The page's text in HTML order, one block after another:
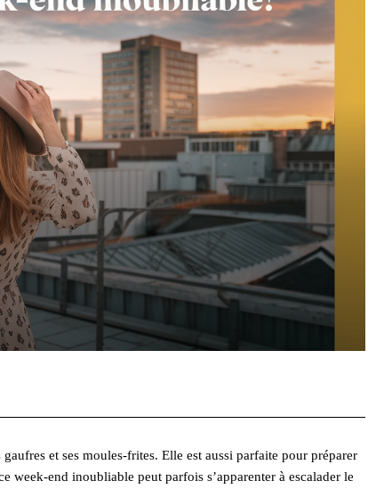
et ses moules-frites. Elle est aussi parfaite pour préparer
week-end inoubliable peut parfois s’apparenter à escalader le